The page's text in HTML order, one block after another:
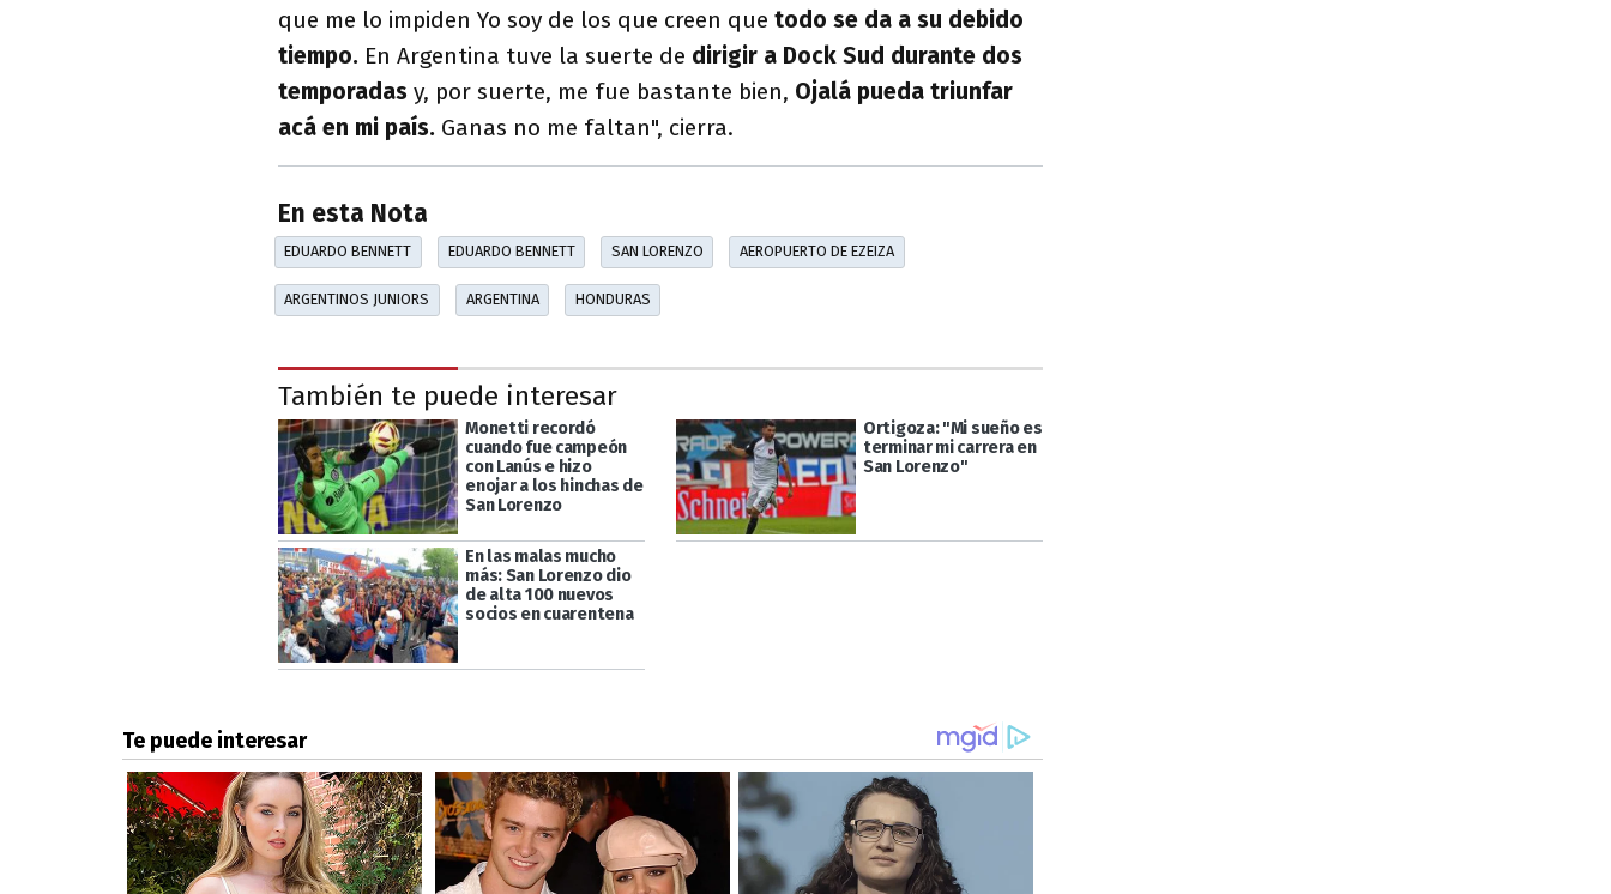
que me lo impiden Yo soy de los que creen que todo se da a su debido
tiempo. En Argentina tuve la suerte de dirigir a Dock Sud durante dos
temporadas y, por suerte, me fue bastante bien, Ojalá pueda triunfar
acá en mi país. Ganas no me faltan", cierra.
En esta Nota
EDUARDO BENNETT EDUARDO BENNETT SAN LORENZO AEROPUERTO DE EZEIZA
ARGENTINOS JUNIORS ARGENTINA HONDURAS
También te puede interesar
Monetti recordó
cuando fue campeón
con Lanús e hizo
enojar a los hinchas de
San Lorenzo
Ortigoza: "Mi sueño es
terminar mi carrera en
San Lorenzo"
En las malas mucho
más: San Lorenzo dio
de alta 100 nuevos
socios en cuarentena